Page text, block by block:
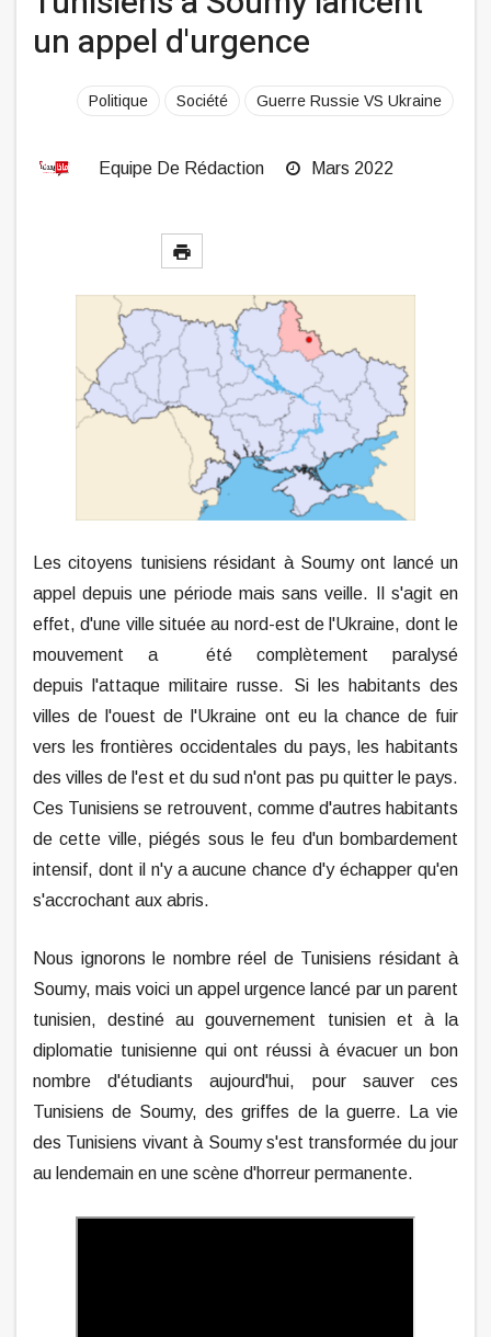
un appel d'urgence
Politique Société Guerre Russie VS Ukraine
Equipe De Rédaction Mars 2022
Les citoyens tunisiens résidant à Soumy ont lancé un
appel depuis une période mais sans veille. Il s'agit en
effet, d'une ville située au nord-est de l'Ukraine, dont le
mouvement a été complètement paralysé
depuis l'attaque militaire russe. Si les habitants des
villes de l'ouest de l'Ukraine ont eu la chance de fuir
vers les frontières occidentales du pays, les habitants
des villes de l'est et du sud n'ont pas pu quitter le pays.
Ces Tunisiens se retrouvent, comme d'autres habitants
de cette ville, piégés sous le feu d'un bombardement
intensif, dont il n'y a aucune chance d'y échapper qu'en
s'accrochant aux abris.
Nous ignorons le nombre réel de Tunisiens résidant à
Soumy, mais voici un appel urgence lancé par un parent
tunisien, destiné au gouvernement tunisien et à la
diplomatie tunisienne qui ont réussi à évacuer un bon
nombre d'étudiants aujourd'hui, pour sauver ces
Tunisiens de Soumy, des griffes de la guerre. La vie
des Tunisiens vivant à Soumy s'est transformée du jour
au lendemain en une scène d'horreur permanente.